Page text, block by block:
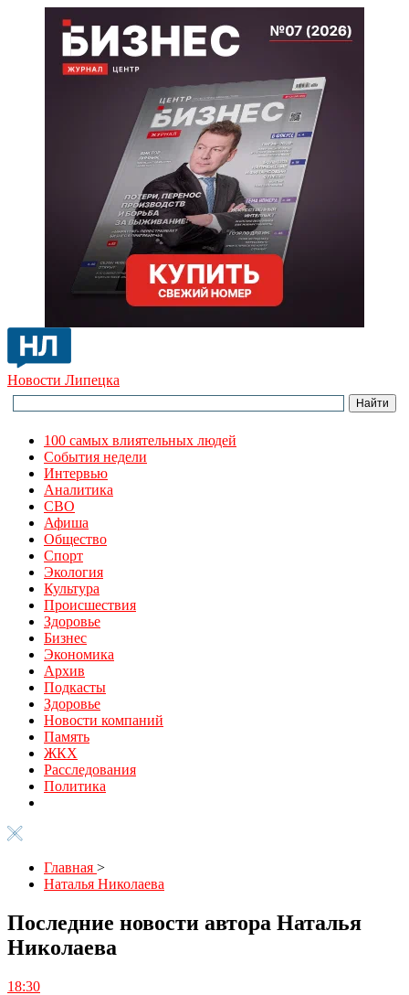
Новости Липецка
100 самых влиятельных людей
События недели
Интервью
Аналитика
СВО
Афиша
Общество
Спорт
Экология
Культура
Происшествия
Здоровье
Бизнес
Экономика
Архив
Подкасты
Здоровье
Новости компаний
Память
ЖКХ
Расследования
Политика
Главная >
Наталья Николаева
Последние новости автора Наталья
Николаева
18:30